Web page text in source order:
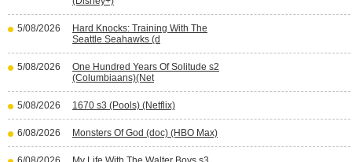
5/08/2026
Hard Knocks: Training With The
Seattle Seahawks (d
5/08/2026
One Hundred Years Of Solitude s2
(Columbiaans)(Net
5/08/2026 1670 s3 (Pools) (Netflix)
6/08/2026 Monsters Of God (doc) (HBO Max)